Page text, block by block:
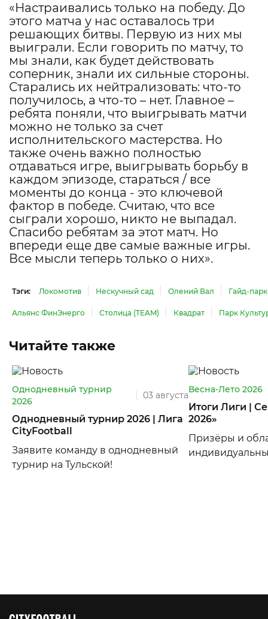
«Настраивались только на победу. До
этого матча у нас оставалось три
решающих битвы. Первую из них мы
выиграли. Если говорить по матчу, то
мы знали, как будет действовать
соперник, знали их сильные стороны.
Старались их нейтрализовать: что-то
получилось, а что-то – нет. Главное –
ребята поняли, что выигрывать матчи
можно не только за счет
исполнительского мастерства. Но
также очень важно полностью
отдаваться игре, выигрывать борьбу в
каждом эпизоде, стараться / все
моменты до конца - это ключевой
фактор в победе. Считаю, что все
сыграли хорошо, никто не выпадал.
Спасибо ребятам за этот матч. Но
впереди еще две самые важные игры.
Все мысли теперь только о них».
Тэги: Локомотив Нескучный сад Олений Вал Гайд-парк
Альянс ФинЭнерго Столица (TEAM) Квадрат Парк
Читайте также
Однодневный турнир
2026
03 августа
Однодневный турнир 2026 | Лига
CityFootball
Заявите команду в однодневный
турнир на Тульской!
Весна-Лето 2026
Итоги Лиги |
2026»
Призёры и